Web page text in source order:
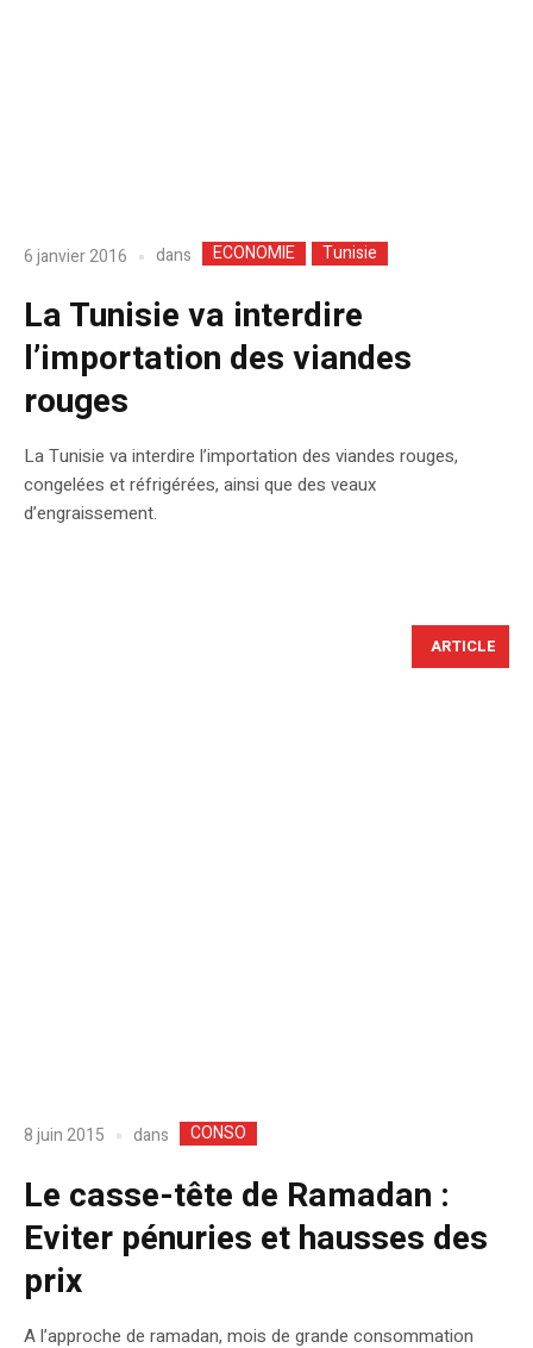
6 janvier 2016 dans ECONOMIE Tunisie
La Tunisie va interdire
l’importation des viandes
rouges
La Tunisie va interdire l’importation des viandes rouges,
congelées et réfrigérées, ainsi que des veaux
d’engraissement.
ARTICLE
8 juin 2015 dans CONSO
Le casse-tête de Ramadan :
Eviter pénuries et hausses des
prix
A l’approche de ramadan, mois de grande consommation